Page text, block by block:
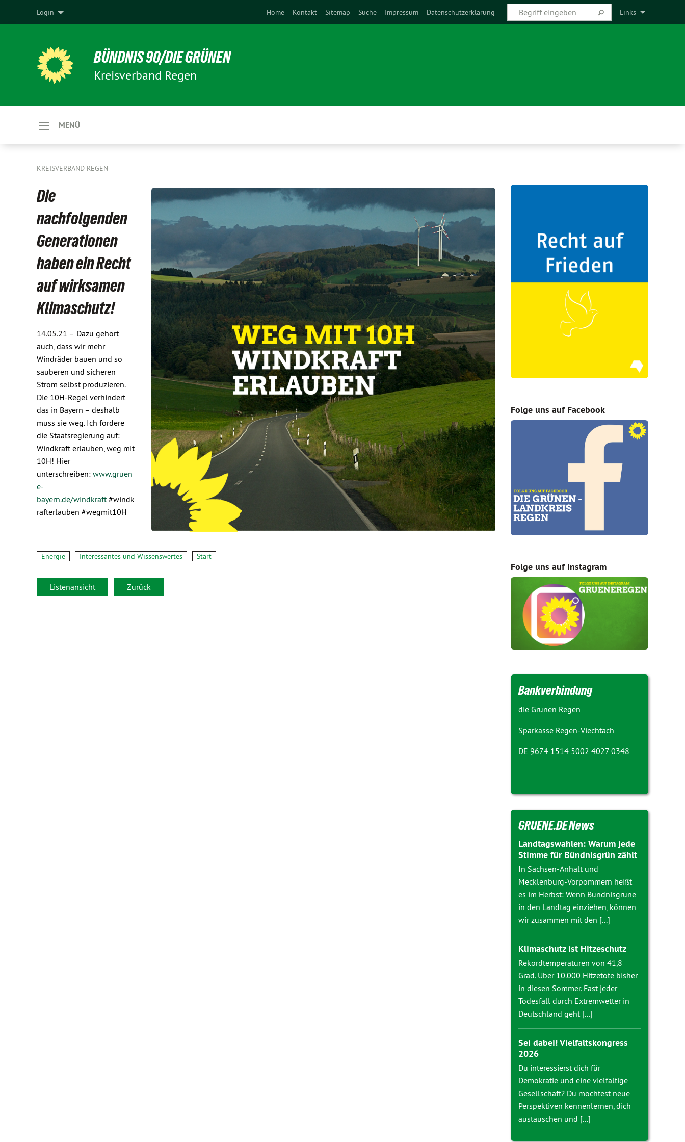
Links
Home Kontakt Sitemap Suche Impressum Datenschutzerklärung
Login
BÜNDNIS 90/DIE GRÜNEN
Kreisverband Regen
MENÜ
KREISVERBAND REGEN
Die
nachfolgenden
Generationen
haben ein Recht
auf wirksamen
Klimaschutz!
14.05.21 – Dazu gehört
auch, dass wir mehr
Windräder bauen und so
sauberen und sicheren
Strom selbst produzieren.
Die 10H-Regel verhindert
das in Bayern – deshalb
muss sie weg. Ich fordere
die Staatsregierung auf:
Windkraft erlauben, weg mit
10H! Hier
unterschreiben: www.gruen
e-
bayern.de/windkraft#windk
rafterlauben #wegmit10H
Energie Interessantes und Wissenswertes Start
Listenansicht Zurück
Folge uns auf Facebook
Folge uns auf Instagram
Bankverbindung
die Grünen Regen
Sparkasse Regen-Viechtach
DE 9674 1514 5002 4027 0348
GRUENE.DE News
Landtagswahlen: Warum jede
Stimme für Bündnisgrün zählt
In Sachsen-Anhalt und
Mecklenburg-Vorpommern heißt
es im Herbst: Wenn Bündnisgrüne
in den Landtag einziehen, können
wir zusammen mit den [...]
Klimaschutz ist Hitzeschutz
Rekordtemperaturen von 41,8
Grad. Über 10.000 Hitzetote bisher
in diesen Sommer. Fast jeder
Todesfall durch Extremwetter in
Deutschland geht [...]
Sei dabei! Vielfaltskongress
2026
Du interessierst dich für
Demokratie und eine vielfältige
Gesellschaft? Du möchtest neue
Perspektiven kennenlernen, dich
austauschen und [...]